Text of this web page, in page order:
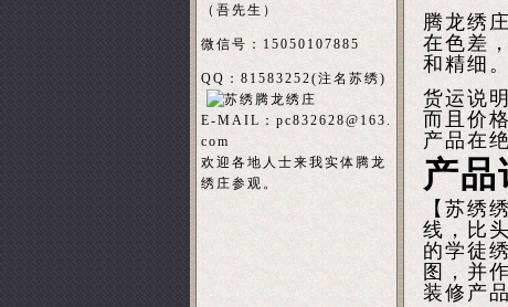
（吾先生）
微信号：15050107885
QQ：81583252(注名 苏绣)
E-MAIL： pc832628@163.
com
欢迎各地人士来我实体腾龙
绣庄参观。
腾龙绣
在色差
和精细。
货运说
而且价
产品在
产品
【苏绣
线，比
的学徒
图，并
装修产品